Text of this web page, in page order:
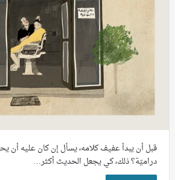
قبل أن يبدأ عفيف كلامه، يسأل إن كان عليه أن
دراميّة؟ ذلك، كي يجعل الحديث أكثر…